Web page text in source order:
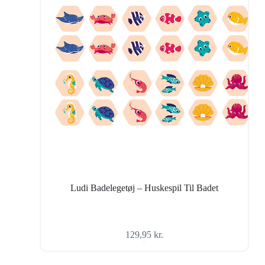
Ludi Badelegetøj – Huskespil Til Badet
129,95 kr.